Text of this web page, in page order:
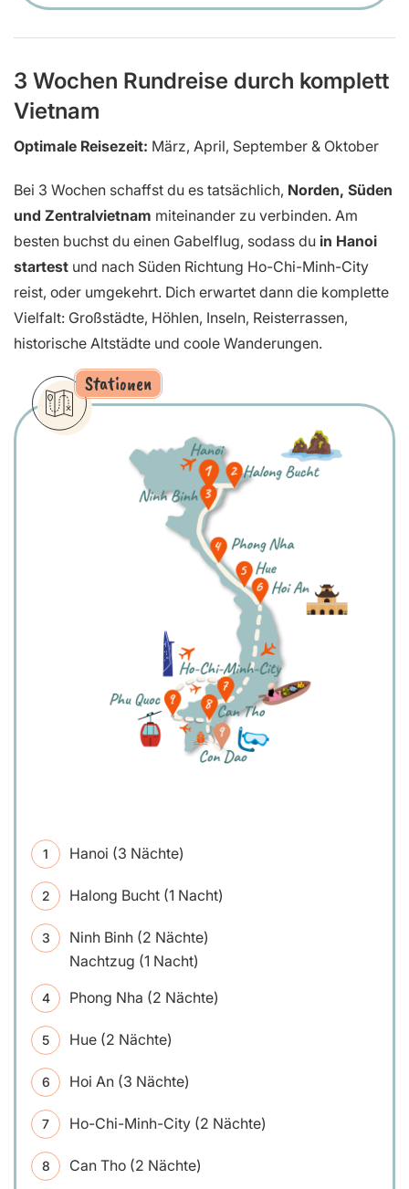
3 Wochen Rundreise durch komplett
Vietnam
Optimale Reisezeit: März, April, September & Oktober
Bei 3 Wochen schaffst du es tatsächlich, Norden, Süden
und Zentralvietnam miteinander zu verbinden. Am
besten buchst du einen Gabelflug, sodass du in Hanoi
startest und nach Süden Richtung Ho-Chi-Minh-City
reist, oder umgekehrt. Dich erwartet dann die komplette
Vielfalt: Großstädte, Höhlen, Inseln, Reisterrassen,
historische Altstädte und coole Wanderungen.
Stationen
Hanoi (3 Nächte)
Halong Bucht (1 Nacht)
Ninh Binh (2 Nächte)
Nachtzug (1 Nacht)
Phong Nha (2 Nächte)
Hue (2 Nächte)
Hoi An (3 Nächte)
Ho-Chi-Minh-City (2 Nächte)
Can Tho (2 Nächte)